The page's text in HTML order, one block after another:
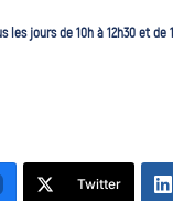
les jours de 10h à 12h30 et de
Twitter